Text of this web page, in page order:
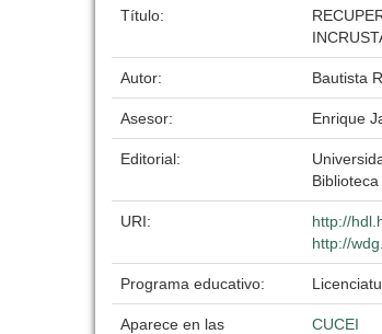
Título:
Autor: Bautista
Asesor: Enrique
Editorial:
URI:
http://
http://
Programa educativo:
Aparece en las
CUCEI